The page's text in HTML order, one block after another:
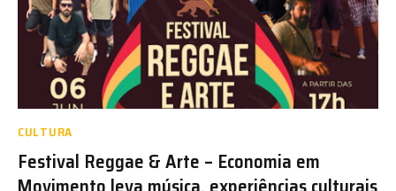
CULTURA
Festival Reggae & Arte – Economia em